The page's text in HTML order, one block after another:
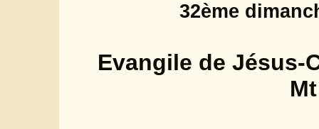
32ème
Evangile de Jésus-